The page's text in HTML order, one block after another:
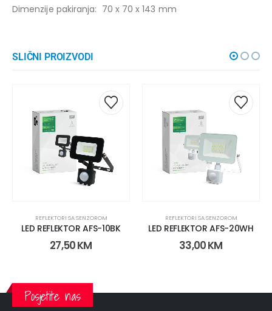
Dimenzije pakiranja: 70 x 70 x 143 mm
SLIČNI PROIZVODI
REFLEKTORI SA SENZOROM
LED REFLEKTOR AFS-10BK
27,50KM
REFLEKTORI SA SENZOROM
LED REFLEKTOR AFS-20WH
33,00KM
Posjetite nas